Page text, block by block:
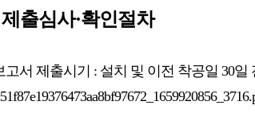
제출심사·확인절차
고서 제출시기 : 설치 및 이전 착공일 30일